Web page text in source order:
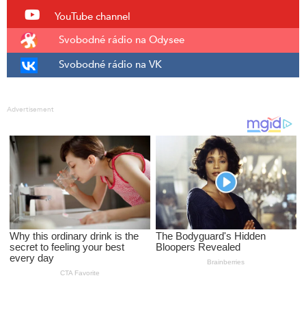
YouTube channel
Svobodné rádio na Odysee
Svobodné rádio na VK
Advertisement